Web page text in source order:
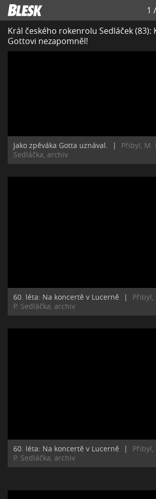
1 /
Král českého rokenrolu Sedláček (83):
Gottovi nezapomněl!
Jako zpěváka Gotta uznával. |
Přibyl, M.
Sedláčka, archiv
60. léta: Na koncertě v Lucerně |
Přibyl,
P. Sedláčka, archiv
60. léta: Na koncertě v Lucerně |
Přibyl,
P. Sedláčka, archiv